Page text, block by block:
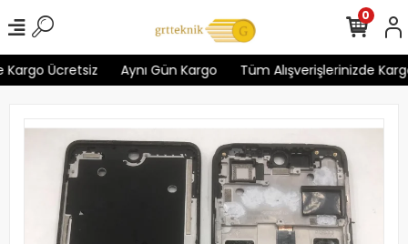
Ücretsiz Aynı Gün Kargo Tüm Alışverişlerinizde
0